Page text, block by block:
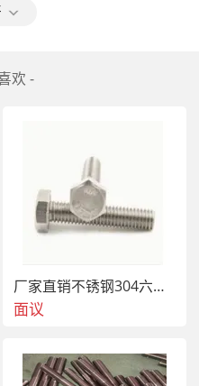
，质地坚韧，耐压强度
元件的绝缘和隔热材，汽车
欢 -
厂家直销不锈钢304六角螺栓
面议